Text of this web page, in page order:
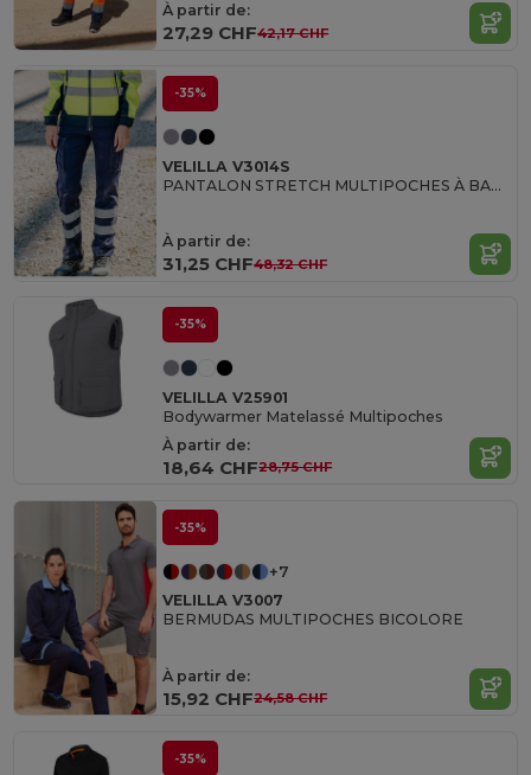
À partir de:
27,29 CHF42,17 CHF
-35%
VELILLA V3014S
PANTALON STRETCH MULTIPOCHES À BANDES REFLECHISSANTES
À partir de:
31,25 CHF48,32 CHF
-35%
VELILLA V25901
Bodywarmer Matelassé Multipoches
À partir de:
18,64 CHF28,75 CHF
-35%
+7
VELILLA V3007
BERMUDAS MULTIPOCHES BICOLORE
À partir de:
15,92 CHF24,58 CHF
-35%